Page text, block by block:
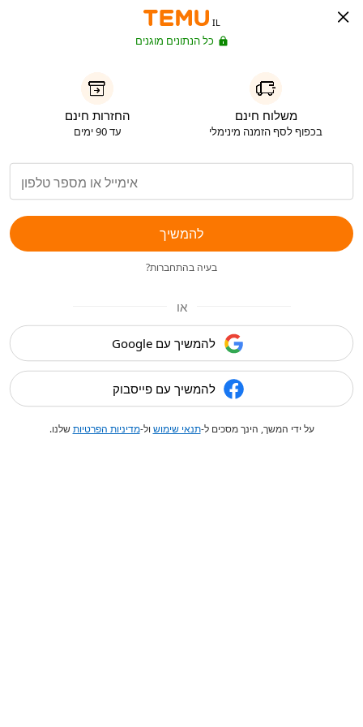
IL
כל הנתונים מוגנים
משלוח חינם
בכפוף לסף הזמנה מינימלי
החזרות חינם
עד 90 ימים
להמשיך
בעיה בהתחברות?
או
להמשיך עם Google
להמשיך עם פייסבוק
על ידי המשך, הינך מסכים ל-תנאי שימוש ול-מדיניות הפרטיותשלנו.